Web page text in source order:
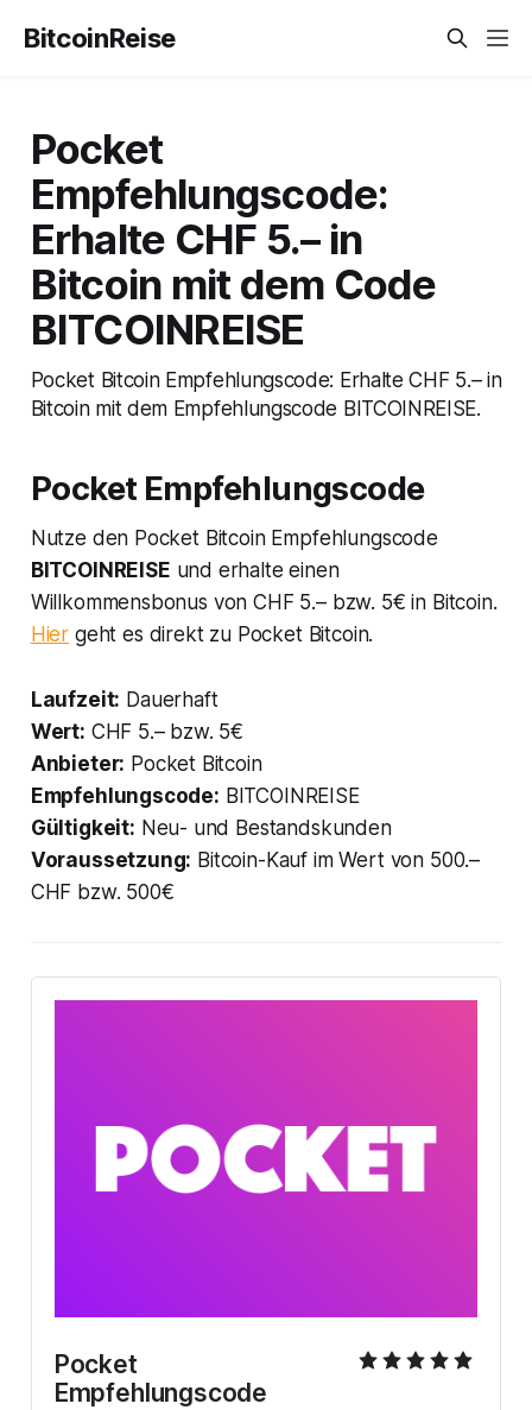
BitcoinReise
Pocket
Empfehlungscode:
Erhalte CHF 5.– in
Bitcoin mit dem Code
BITCOINREISE
Pocket Bitcoin Empfehlungscode: Erhalte CHF 5.– in
Bitcoin mit dem Empfehlungscode BITCOINREISE.
Pocket Empfehlungscode
Nutze den Pocket Bitcoin Empfehlungscode
BITCOINREISE und erhalte einen
Willkommensbonus von CHF 5.– bzw. 5€ in Bitcoin.
Hier geht es direkt zu Pocket Bitcoin.
Laufzeit: Dauerhaft
Wert: CHF 5.– bzw. 5€
Anbieter: Pocket Bitcoin
Empfehlungscode: BITCOINREISE
Gültigkeit: Neu- und Bestandskunden
Voraussetzung: Bitcoin-Kauf im Wert von 500.–
CHF bzw. 500€
Pocket
Empfehlungscode